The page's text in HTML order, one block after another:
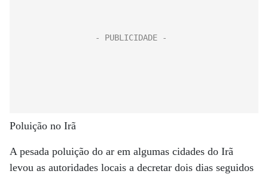
Poluição no Irã
A pesada poluição do ar em algumas cidades do Irã
levou as autoridades locais a decretar dois dias seguidos